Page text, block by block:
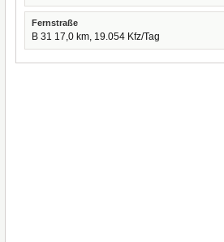
Fernstraße
B 31 17,0 km, 19.054 Kfz/Tag